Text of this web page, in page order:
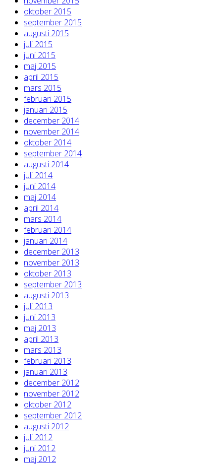
oktober 2015
september 2015
augusti 2015
juli 2015
juni 2015
maj 2015
april 2015
mars 2015
februari 2015
januari 2015
december 2014
november 2014
oktober 2014
september 2014
augusti 2014
juli 2014
juni 2014
maj 2014
april 2014
mars 2014
februari 2014
januari 2014
december 2013
november 2013
oktober 2013
september 2013
augusti 2013
juli 2013
juni 2013
maj 2013
april 2013
mars 2013
februari 2013
januari 2013
december 2012
november 2012
oktober 2012
september 2012
augusti 2012
juli 2012
juni 2012
maj 2012